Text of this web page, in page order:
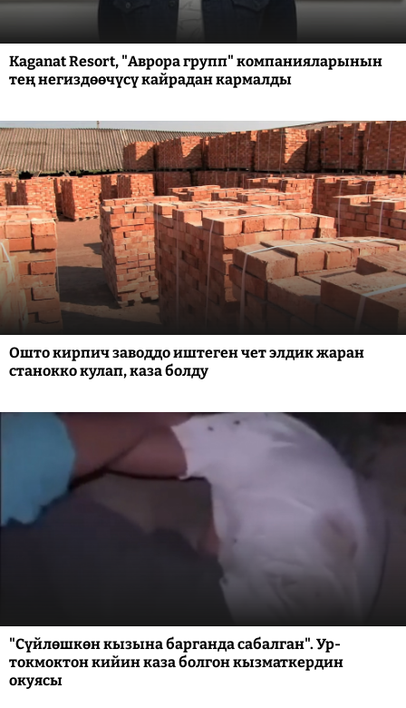
Kaganat Resort, "Аврора групп" компанияларынын
тең негиздөөчүсү кайрадан кармалды
Ошто кирпич заводдо иштеген чет элдик жаран
станокко кулап, каза болду
"Сүйлөшкөн кызына барганда сабалган". Ур-
токмоктон кийин каза болгон кызматкердин
окуясы